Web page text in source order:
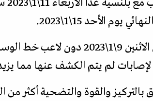
وسافر ريال مدريد إلى السعودية أمس
لم يتم الكشف عنها مما
بالتركيز والقوة والتضحية أكثر من